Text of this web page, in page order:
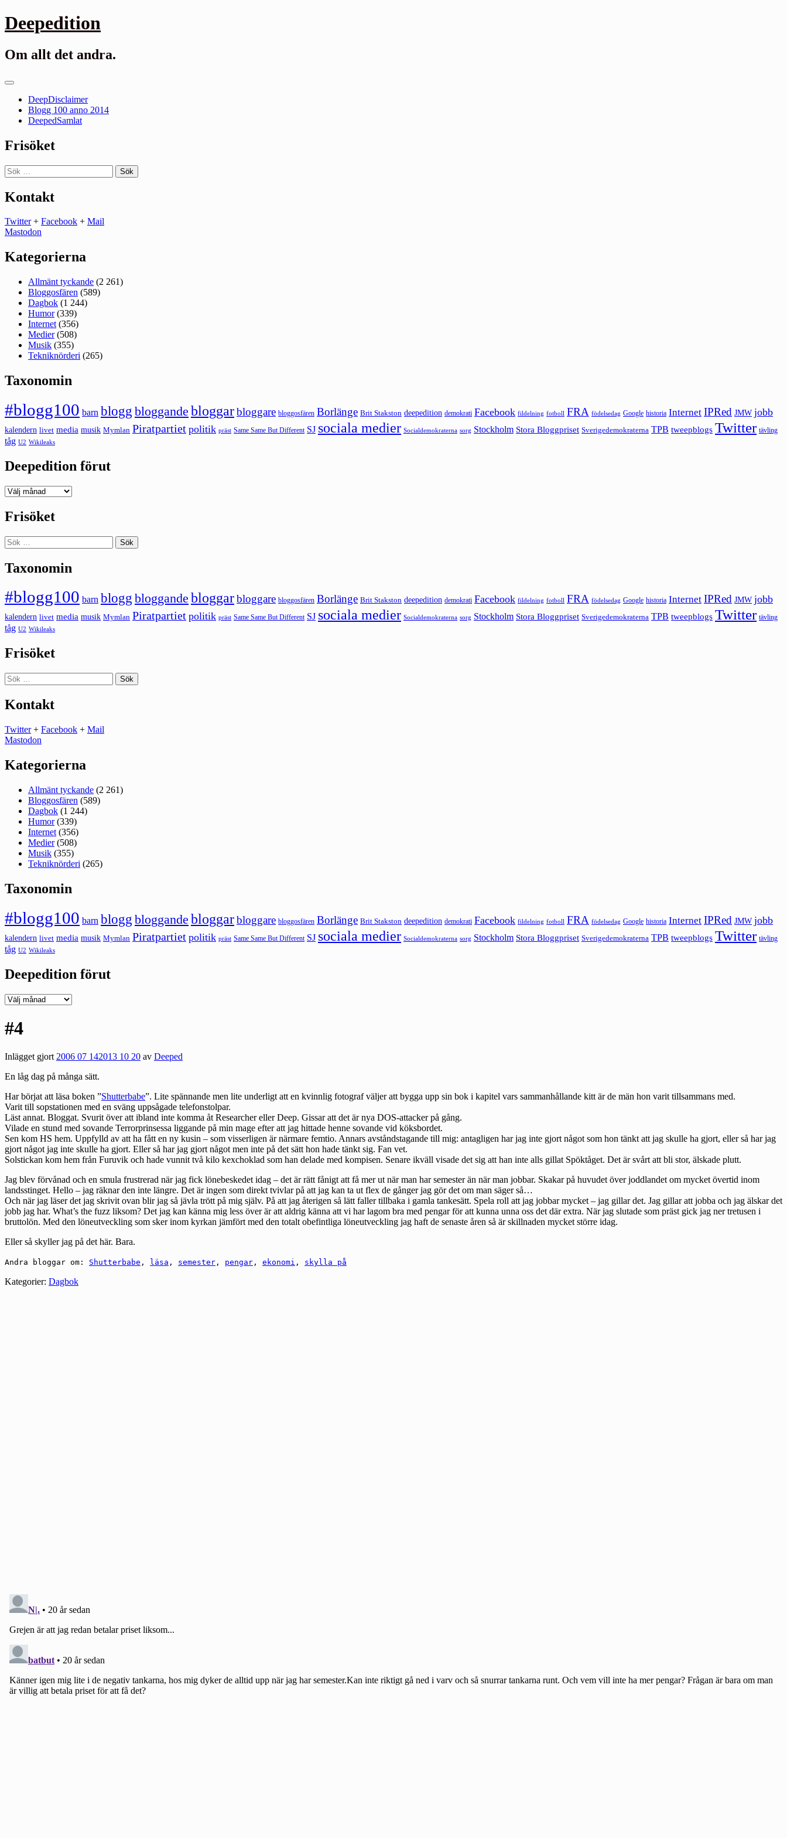
Gå
till
Deepedition
Om allt det andra.
Primär
DeepDisclaimer
Blogg 100 anno 2014
DeepedSamlat
Frisöket
Sök
efter:
Kontakt
Twitter+ Facebook + Mail
Mastodon
Kategorierna
Allmänt tyckande (2 261)
Bloggosfären (589)
Dagbok (1 244)
Humor(339)
Internet (356)
Medier(508)
Musik (355)
Tekniknörderi (265)
Taxonomin
#blogg100 barn blogg bloggande bloggarbloggare bloggosfären Borlänge Brit Stakston deepedition demokrati Facebook fildelning fotboll FRA födelsedag Google historia Internet IPRed JMW jobb
kalendern livet media musik Mymlan Piratpartiet politik präst Same Same But Different SJ sociala medier Socialdemokraterna sorg Stockholm Stora Bloggpriset Sverigedemokraterna TPB tweepblogs Twitter tävling
tåg U2 Wikileaks
Deepedition förut
Deepedition
Frisöket
Sök
efter:
Taxonomin
#blogg100 barn blogg bloggande bloggarbloggare bloggosfären Borlänge Brit Stakston deepedition demokrati Facebook fildelning fotboll FRA födelsedag Google historia Internet IPRed JMW jobb
kalendern livet media musik Mymlan Piratpartiet politik präst Same Same But Different SJ sociala medier Socialdemokraterna sorg Stockholm Stora Bloggpriset Sverigedemokraterna TPB tweepblogs Twitter tävling
tåg U2 Wikileaks
Frisöket
Sök
efter:
Kontakt
Twitter+ Facebook + Mail
Mastodon
Kategorierna
Allmänt tyckande (2 261)
Bloggosfären (589)
Dagbok (1 244)
Humor(339)
Internet (356)
Medier(508)
Musik (355)
Tekniknörderi (265)
Taxonomin
#blogg100 barn blogg bloggande bloggarbloggare bloggosfären Borlänge Brit Stakston deepedition demokrati Facebook fildelning fotboll FRA födelsedag Google historia Internet IPRed JMW jobb
kalendern livet media musik Mymlan Piratpartiet politik präst Same Same But Different SJ sociala medier Socialdemokraterna sorg Stockholm Stora Bloggpriset Sverigedemokraterna TPB tweepblogs Twitter tävling
tåg U2 Wikileaks
Deepedition förut
Deepedition
#4
Inlägget gjort2006 07 142013 10 20 av Deeped
En låg dag på många sätt.
Har börjat att läsa boken ”Shutterbabe”. Lite spännande men lite underligt att en kvinnlig fotograf väljer att bygga upp sin bok i kapitel vars sammanhållande kitt är de män hon varit tillsammans med.
Varit till sopstationen med en sväng uppsågade telefonstolpar.
Läst annat. Bloggat. Svurit över att ibland inte komma åt Researcher eller Deep. Gissar att det är nya DOS-attacker på gång.
Vilade en stund med sovande Terrorprinsessa liggande på min mage efter att jag hittade henne sovande vid köksbordet.
Sen kom HS hem. Uppfylld av att ha fått en ny kusin – som visserligen är närmare femtio. Annars avståndstagande till mig: antagligen har jag inte gjort något som hon tänkt att jag skulle ha gjort, eller så har jag
gjort något jag inte skulle ha gjort. Eller så har jag gjort något men inte på det sätt hon hade tänkt sig. Fan vet.
Solstickan kom hem från Furuvik och hade vunnit två kilo kexchoklad som han delade med kompisen. Senare ikväll visade det sig att han inte alls gillat Spöktåget. Det är svårt att bli stor, älskade plutt.
Jag blev förvånad och en smula frustrerad när jag fick lönebeskedet idag – det är rätt fånigt att få mer ut när man har semester än när man jobbar. Skakar på huvudet över joddlandet om mycket övertid inom
landsstinget. Hello – jag räknar den inte längre. Det är ingen som direkt tvivlar på att jag kan ta ut flex de gånger jag gör det om man säger så…
Och när jag läser det jag skrivit ovan blir jag så jävla trött på mig själv. På att jag återigen så lätt faller tillbaka i gamla tankesätt. Spela roll att jag jobbar mycket – jag gillar det. Jag gillar att jobba och jag älskar det
jobb jag har. What’s the fuzz liksom? Det jag kan känna mig less över är att aldrig känna att vi har lagom bra med pengar för att kunna unna oss det där extra. När jag slutade som präst gick jag ner tretusen i
bruttolön. Med den löneutveckling som sker inom kyrkan jämfört med den totalt obefintliga löneutveckling jag haft de senaste åren så är skillnaden mycket större idag.
Eller så skyller jag på det här. Bara.
Andra bloggar om: Shutterbabe , läsa , semester , pengar , ekonomi , skylla på
Kategorier: Dagbok